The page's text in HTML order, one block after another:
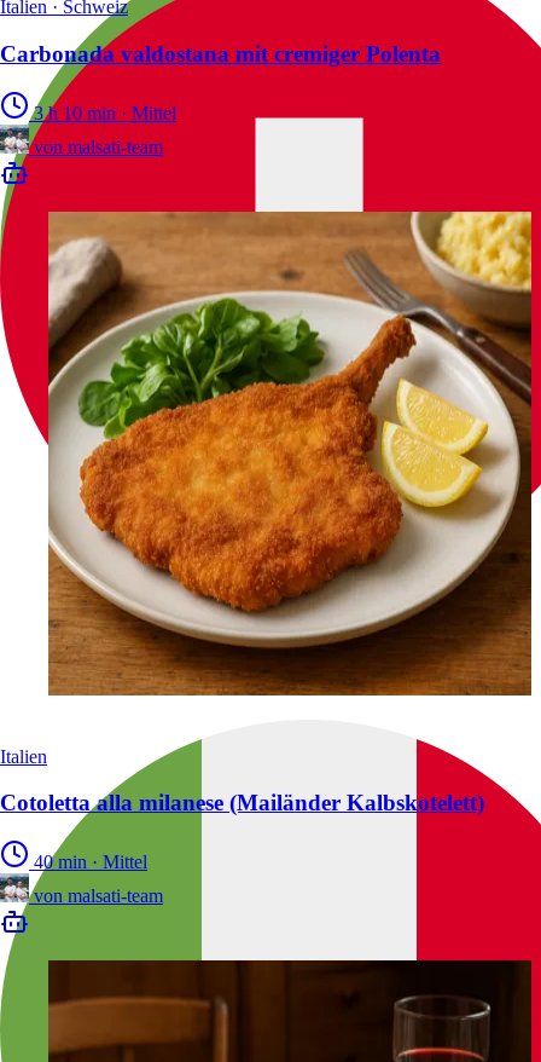
Italien · Schweiz
Carbonada valdostana mit cremiger Polenta
3 h 10 min · Mittel
von malsati-team
Italien
Cotoletta alla milanese (Mailänder Kalbskotelett)
40 min · Mittel
von malsati-team